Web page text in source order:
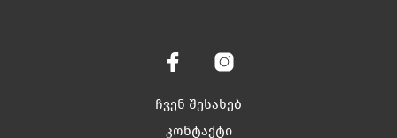
ჩვენ შესახებ
კონტაქტი